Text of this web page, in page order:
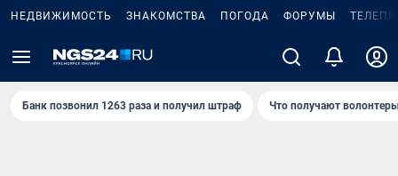
НЕДВИЖИМОСТЬ ЗНАКОМСТВА ПОГОДА ФОРУМЫ
Банк позвонил 1263 раза и получил штраф Что получают